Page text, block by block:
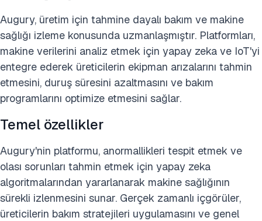
Augury, üretim için tahmine dayalı bakım ve makine
sağlığı izleme konusunda uzmanlaşmıştır. Platformları,
makine verilerini analiz etmek için yapay zeka ve IoT'yi
entegre ederek üreticilerin ekipman arızalarını tahmin
etmesini, duruş süresini azaltmasını ve bakım
programlarını optimize etmesini sağlar.
Temel özellikler
Augury'nin platformu, anormallikleri tespit etmek ve
olası sorunları tahmin etmek için yapay zeka
algoritmalarından yararlanarak makine sağlığının
sürekli izlenmesini sunar. Gerçek zamanlı içgörüler,
üreticilerin bakım stratejileri uygulamasını ve genel